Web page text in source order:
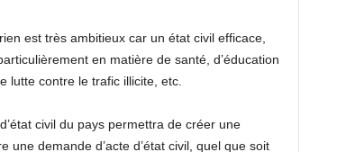
est très ambitieux car un état civil efficace,
en matière de santé, d’éducation
lutte contre le trafic illicite, etc.
civil du pays permettra de créer une
demande d’acte d’état civil, quel que soit